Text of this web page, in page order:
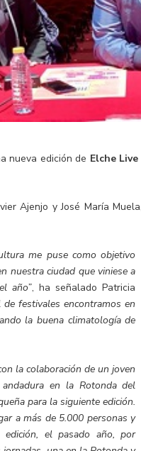
nueva edición de Elche
Ajenjo y José María
me pusecomo objetivo
nuestra ciudad que viniese a
año”, ha señalado Patricia
festivales encontramos en
la buena climatología de
la colaboración de un joven
en la Rotonda del
para la siguiente edición.
a más de 5.000 personas y
el pasado año, por